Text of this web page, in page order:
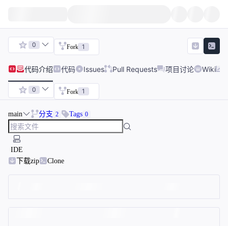
0 Fork 1
代码介绍 代码 Issues Pull Requests 项目讨论 Wiki
0 Fork 1
main 分支 2 Tags 0
IDE
下载zip
Clone